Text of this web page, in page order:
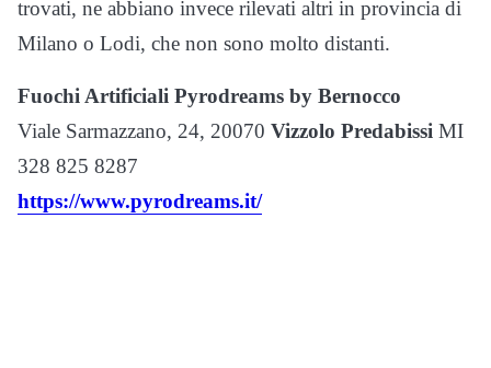
trovati, ne abbiano invece rilevati altri in provincia di
Milano o Lodi, che non sono molto distanti.
Fuochi Artificiali Pyrodreams by Bernocco
Viale Sarmazzano, 24, 20070 Vizzolo Predabissi MI
328 825 8287
https://www.pyrodreams.it/